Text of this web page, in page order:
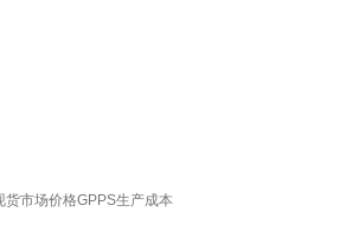
货市场价格GPPS生产成本